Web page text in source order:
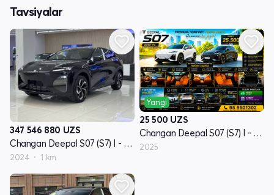
Tavsiyalar
347 546 880 UZS
Changan Deepal S07 (S7) I - avlod
2024 1 km
Yangi
25 500 UZS
Changan Deepal S07 (S7) I - avlod restayling
2025